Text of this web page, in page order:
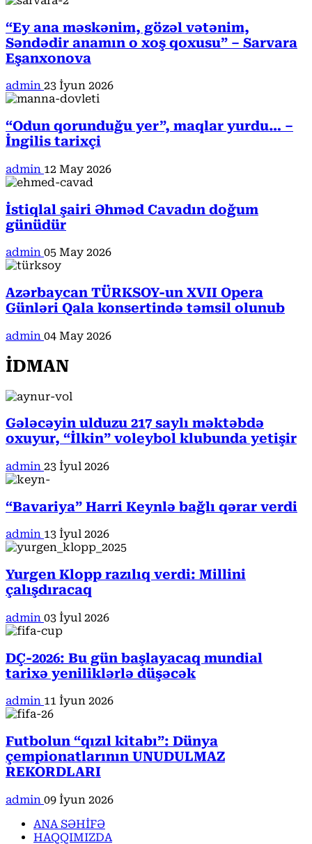
“Ey ana məskənim, gözəl vətənim,
Səndədir anamın o xoş qoxusu” – Sarvara
Eşanxonova
admin 23 İyun 2026
“Odun qorunduğu yer”, maqlar yurdu… –
İngilis tarixçi
admin 12 May 2026
İstiqlal şairi Əhməd Cavadın doğum
günüdür
admin 05 May 2026
Azərbaycan TÜRKSOY-un XVII Opera
Günləri Qala konsertində təmsil olunub
admin 04 May 2026
İDMAN
Gələcəyin ulduzu 217 saylı məktəbdə
oxuyur, “İlkin” voleybol klubunda yetişir
admin 23 İyul 2026
“Bavariya” Harri Keynlə bağlı qərar verdi
admin 13 İyul 2026
Yurgen Klopp razılıq verdi: Millini
çalışdıracaq
admin 03 İyul 2026
DÇ-2026: Bu gün başlayacaq mundial
tarixə yeniliklərlə düşəcək
admin 11 İyun 2026
Futbolun “qızıl kitabı”: Dünya
çempionatlarının UNUDULMAZ
REKORDLARI
admin 09 İyun 2026
ANA SƏHİFƏ
HAQQIMIZDA